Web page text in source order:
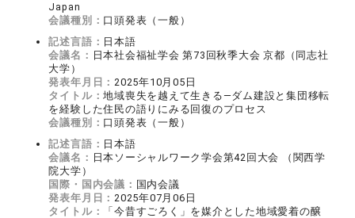
Japan
会議種別： 口頭発表（一般）
記述言語： 日本語
会議名： 日本社会福祉学会 第73回秋季大会 京都（同志社
大学）
発表年月日：2025年10月05日
タイトル：地域喪失を越えて生きる—ダム建設と集団移転
を経験した住民の語りにみる回復のプロセス
会議種別： 口頭発表（一般）
記述言語： 日本語
会議名： 日本ソーシャルワーク学会第42回大会 （関西学
院大学）
国際・国内会議： 国内会議
発表年月日：2025年07月06日
タイトル：
「今昔すごろく」を媒介とした地域愛着の醸